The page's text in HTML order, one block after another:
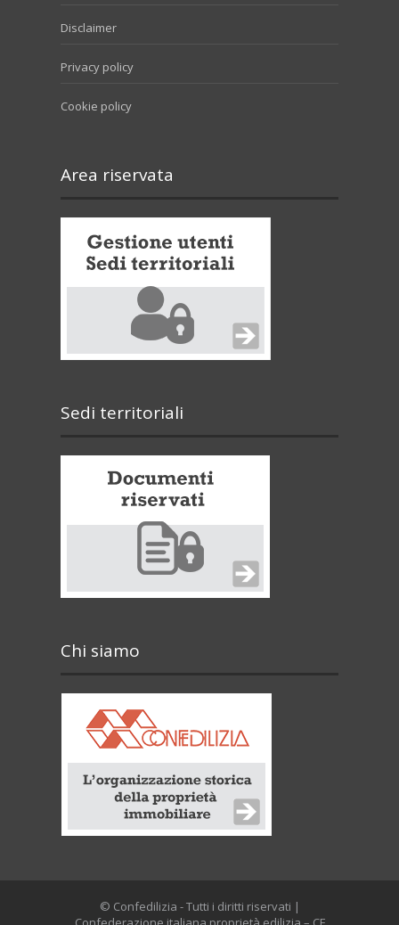
Disclaimer
Privacy policy
Cookie policy
Area riservata
Sedi territoriali
Chi siamo
© Confedilizia - Tutti i diritti riservati |